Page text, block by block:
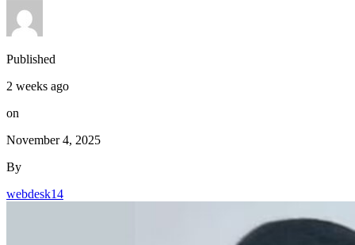
Published
2 weeks ago
on
November 4, 2025
By
webdesk14